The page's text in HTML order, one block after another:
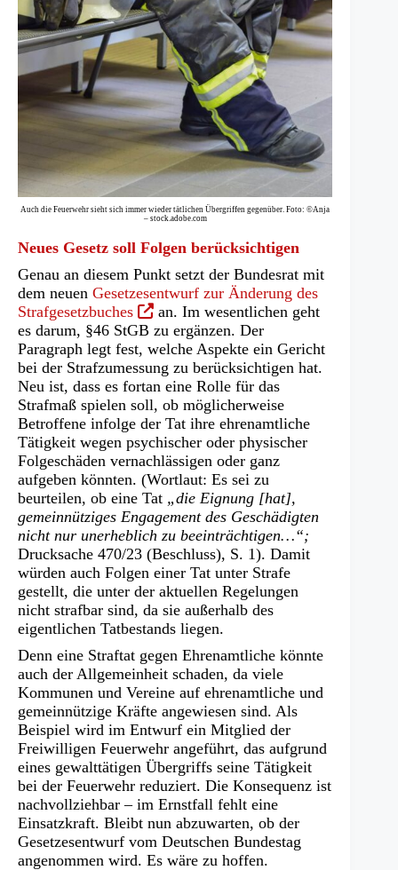
Auch die Feuerwehr sieht sich immer wieder tätlichen Übergriffen gegenüber. Foto: ©Anja
– stock.adobe.com
Neues Gesetz soll Folgen berücksichtigen
Genau an diesem Punkt setzt der Bundesrat mit
dem neuen Gesetzesentwurf zur Änderung des
Strafgesetzbuches(Öffnet
in
einem
neuen
Tab)
an. Im wesentlichen geht
es darum, §46 StGB zu ergänzen. Der
Paragraph legt fest, welche Aspekte ein Gericht
bei der Strafzumessung zu berücksichtigen hat.
Neu ist, dass es fortan eine Rolle für das
Strafmaß spielen soll, ob möglicherweise
Betroffene infolge der Tat ihre ehrenamtliche
Tätigkeit wegen psychischer oder physischer
Folgeschäden vernachlässigen oder ganz
aufgeben könnten. (Wortlaut: Es sei zu
beurteilen, ob eine Tat „die Eignung [hat],
gemeinnütziges Engagement des Geschädigten
nicht nur unerheblich zu beeinträchtigen…“;
Drucksache 470/23 (Beschluss), S. 1). Damit
würden auch Folgen einer Tat unter Strafe
gestellt, die unter der aktuellen Regelungen
nicht strafbar sind, da sie außerhalb des
eigentlichen Tatbestands liegen.
Denn eine Straftat gegen Ehrenamtliche könnte
auch der Allgemeinheit schaden, da viele
Kommunen und Vereine auf ehrenamtliche und
gemeinnützige Kräfte angewiesen sind. Als
Beispiel wird im Entwurf ein Mitglied der
Freiwilligen Feuerwehr angeführt, das aufgrund
eines gewalttätigen Übergriffs seine Tätigkeit
bei der Feuerwehr reduziert. Die Konsequenz ist
nachvollziehbar – im Ernstfall fehlt eine
Einsatzkraft. Bleibt nun abzuwarten, ob der
Gesetzesentwurf vom Deutschen Bundestag
angenommen wird. Es wäre zu hoffen.